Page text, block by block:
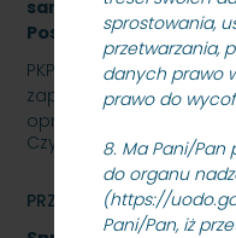
sprostowania,
przetwarzania,
danych prawo
prawo do
8. Ma Pani/Pan
do organu
(https://
Pani/Pan, iż
sanitarnej obiektu A-
Postojowa.
PKP Szybka Kolej
zaprasza do złożenia
opracowania analizy
Czytaj dalej
PRZETARGI